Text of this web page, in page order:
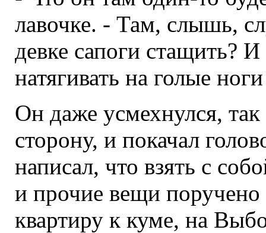
лавочке. - Там, слышь,
девке сапоги стащить?
натягивать на голые
Он даже усмехнулся,
сторону, и покачал
написал, что взять с
и прочие вещи поручено
квартиру к куме, на